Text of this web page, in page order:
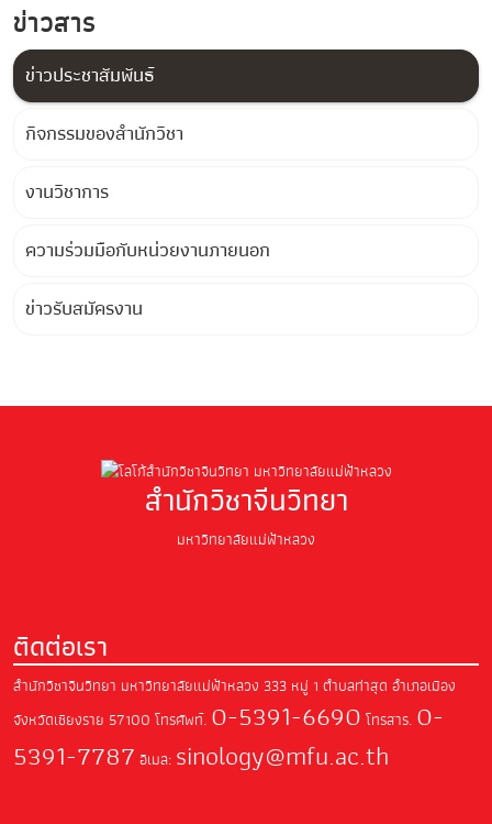
ข่าวสาร
ข่าวประชาสัมพันธ์
กิจกรรมของสำนักวิชา
งานวิชาการ
ความร่วมมือกับหน่วยงานภายนอก
ข่าวรับสมัครงาน
สำนักวิชาจีนวิทยา
มหาวิทยาลัยแม่ฟ้าหลวง
ติดต่อเรา
สำนักวิชาจีนวิทยา มหาวิทยาลัยแม่ฟ้าหลวง 333 หมู่ 1 ตำบลท่าสุด อำเภอเมือง
จังหวัดเชียงราย 57100 โทรศัพท์. 0-5391-6690 โทรสาร. 0-
5391-7787 อีเมล: sinology@mfu.ac.th